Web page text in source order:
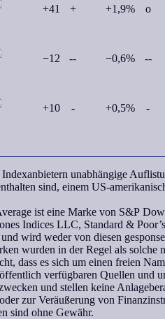
+41 + +1,9% o
−12 -- −0,6% --
+10 - +0,5% -
unabhängige
sind, einem US-
ist eine Marke von S&P
Indices LLC, Standard &
wird weder von diesen
wurden in der Regel als solche
dass es sich um einen freien
verfügbaren Quellen und
und stellen keine
zur Veräußerung von
sind ohne Gewähr.